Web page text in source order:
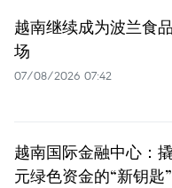
越南继续成为波兰食
场
07/08/2026 07:42
越南国际金融中心：
元绿色资金的“新钥匙”